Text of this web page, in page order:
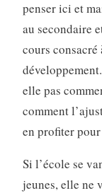
penser ici et
au secondaire
cours consacré
elle pas
comment
en profiter
Si l’école se
jeunes, elle ne